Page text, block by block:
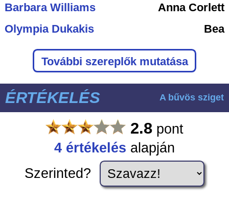
Barbara Williams
Anna Corlett
Olympia Dukakis
Bea
További szereplők mutatása
ÉRTÉKELÉS A bűvös sziget
2.8 pont
4 értékelés alapján
Szerinted?